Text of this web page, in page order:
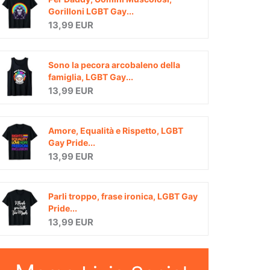
Gorilloni LGBT Gay...
13,99 EUR
Sono la pecora arcobaleno della
famiglia, LGBT Gay...
13,99 EUR
Amore, Equalità e Rispetto, LGBT
Gay Pride...
13,99 EUR
Parli troppo, frase ironica, LGBT Gay
Pride...
13,99 EUR